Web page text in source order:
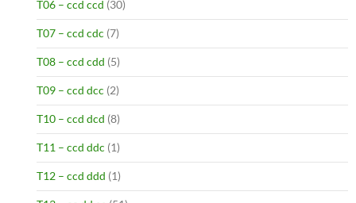
T06 – ccd ccd (30)
T07 – ccd cdc (7)
T08 – ccd cdd (5)
T09 – ccd dcc (2)
T10 – ccd dcd (8)
T11 – ccd ddc (1)
T12 – ccd ddd (1)